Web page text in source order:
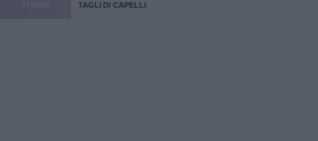
TAGLI DI CAPELLI